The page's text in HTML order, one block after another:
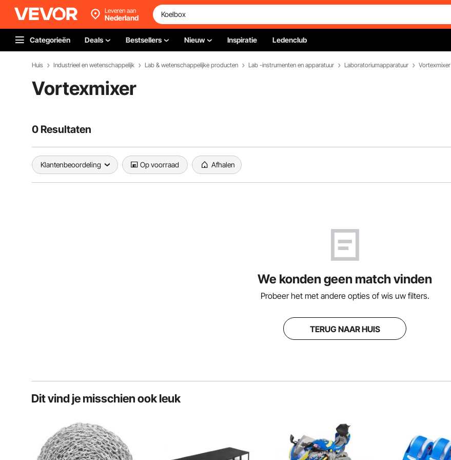
Leveren aan
Nederland
Categorieën Deals Bestsellers Nieuw Inspiratie Ledenclub
Huis Industrieel en wetenschappelijk Lab & wetenschappelijke producten Lab -instrumenten en apparatuur Laboratoriumapparatuur Vortexmixer
Vortexmixer
0 Resultaten
Klantenbeoordeling Op voorraad Afhalen
We konden geen match vinden
Probeer het met andere opties of wis uw filters.
TERUG NAAR HUIS
Dit vind je misschien ook leuk